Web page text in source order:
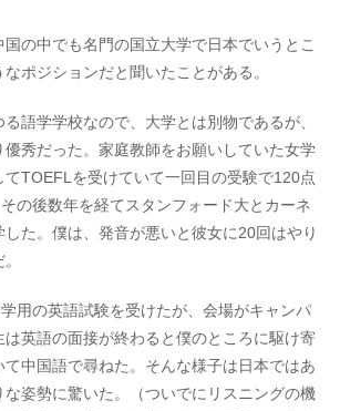
の中でも名門の国立大学で日本でいうとこ
ポジションだと聞いたことがある。
語学学校なので、大学とは別物であるが、
秀だった。家庭教師をお願いしていた女学
TOEFLを受けていて一回目の受験で120点
の後数年を経てスタンフォード大とカーネ
た。僕は、発音が悪いと彼女に20回はやり
用の英語試験を受けたが、会場がキャンパ
は英語の面接が終わると僕のところに駆け寄
て中国語で尋ねた。そんな様子は日本ではあ
な姿勢に驚いた。（ついでにリスニングの機